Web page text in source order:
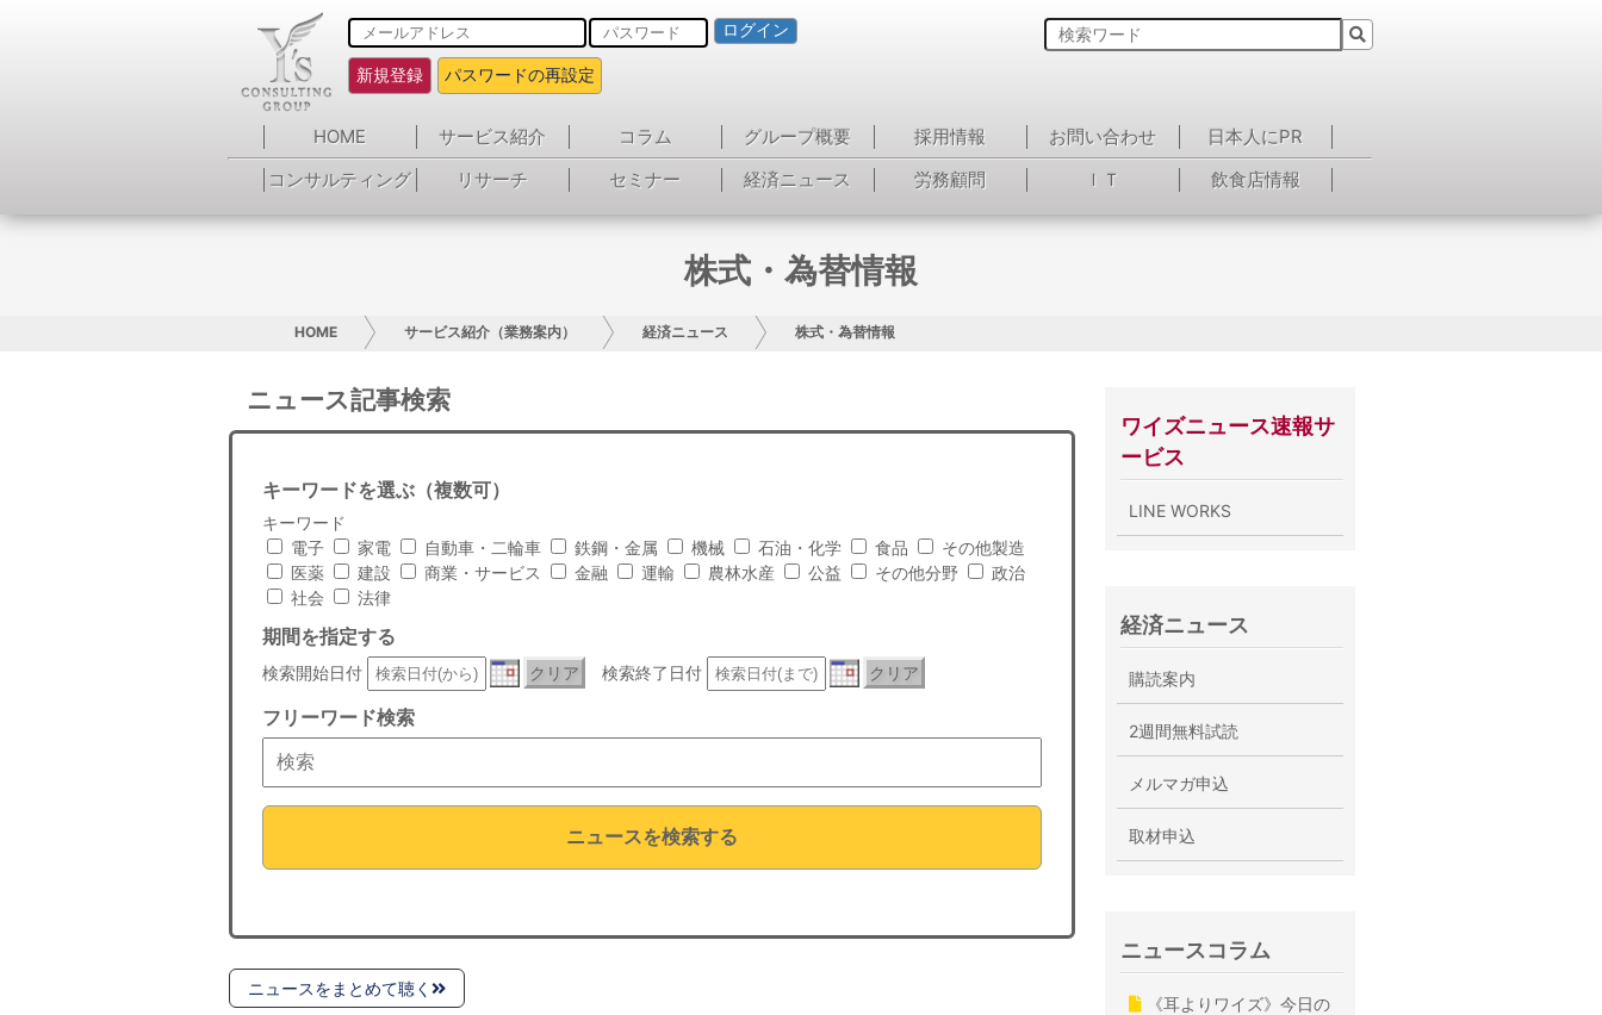
ログイン
新規登録 パスワードの再設定
HOME サービス紹介 コラム グループ概要 採用情報 お問い合わせ
日本人にPR
コンサルティング
リサーチ セミナー 経済ニュース 労務顧問 ＩＴ 飲食店情報
株式・為替情報
HOME サービス紹介（業務案内） 経済ニュース 株式・為替情報
ニュース記事検索
キーワードを選ぶ（複数可）
キーワード
電子
家電 自動車・二輪車 鉄鋼・金属 機械 石油・化学 食品
その他製造
医薬
建設 商業・サービス 金融 運輸 農林水産 公益 その他分野
政治
社会
法律
期間を指定する
検索開始日付 クリア 検索終了日付 クリア
フリーワード検索
ニュースを検索する
ニュースをまとめて聴く
ワイズニュース速報サ
ービス
LINE WORKS
経済ニュース
購読案内
2週間無料試読
メルマガ申込
取材申込
ニュースコラム
《耳よりワイズ》今日の